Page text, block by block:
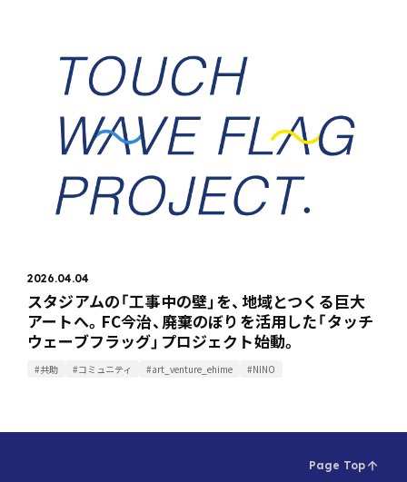
2026.04.04
スタジアムの「工事中の壁」を、地域とつくる巨大
アートへ。FC今治、廃棄のぼりを活用した「タッチ
ウェーブフラッグ」プロジェクト始動。
#共助 #コミュニティ #art_venture_ehime #NINO
Page Top